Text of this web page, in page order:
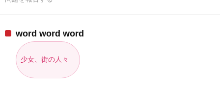
word word word
少女、街の人々